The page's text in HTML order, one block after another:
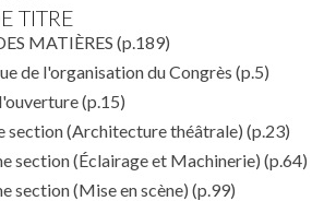
TITRE
MATIÈRES (p.189)
de l'organisation du Congrès (p.5)
(p.15)
section (Architecture théâtrale) (p.23)
section (Éclairage et Machinerie) (p.64)
section (Mise en scène) (p.99)